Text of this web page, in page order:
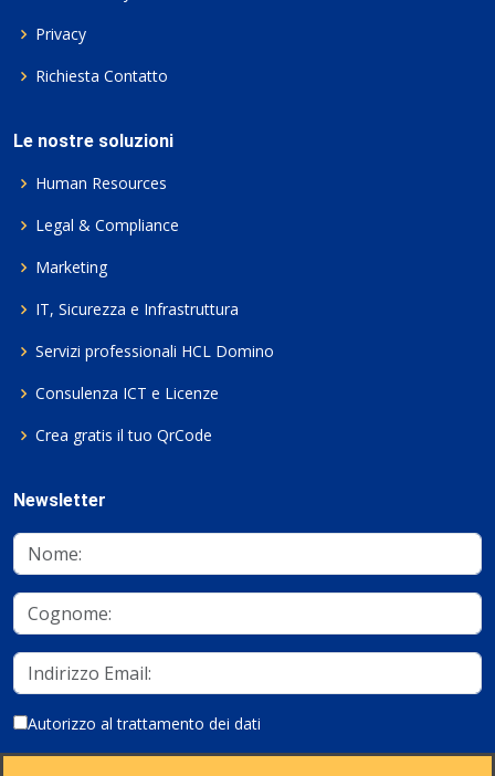
Privacy
Richiesta Contatto
Le nostre soluzioni
Human Resources
Legal & Compliance
Marketing
IT, Sicurezza e Infrastruttura
Servizi professionali HCL Domino
Consulenza ICT e Licenze
Crea gratis il tuo QrCode
Newsletter
Autorizzo al trattamento dei dati